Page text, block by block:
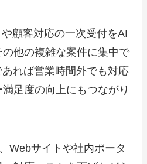
顧客対応の一次受付をAI
他の複雑な案件に集中で
れば営業時間外でも対応
足度の向上にもつながり
Webサイトや社内ポータ